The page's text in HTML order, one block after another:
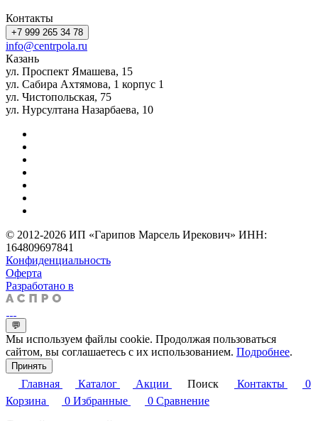
Контакты
+7 999 265 34 78
info@centrpola.ru
Казань
ул. Проспект Ямашева, 15
ул. Сабира Ахтямова, 1 корпус 1
ул. Чистопольская, 75
ул. Нурсултана Назарбаева, 10
© 2012-2026 ИП «Гарипов Марсель Ирекович» ИНН:
164809697841
Конфиденциальность
Оферта
Разработано в
💬
Мы используем файлы cookie. Продолжая пользоваться
сайтом, вы соглашаетесь с их использованием. Подробнее.
Принять
Главная Каталог Акции Поиск Контакты
0
Корзина
0 Избранные 0 Сравнение